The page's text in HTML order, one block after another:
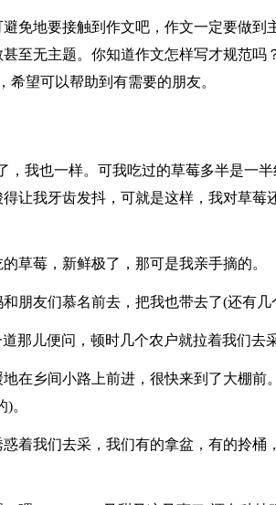
免地要接触到作文吧，作文一定要做到
至无主题。你知道作文怎样写才规范吗
望可以帮助到有需要的朋友。
，我也一样。可我吃过的草莓多半是一
让我牙齿发抖，可就是这样，我对草
草莓，新鲜极了，那可是我亲手摘的。
朋友们慕名前去，把我也带去了(还有几
那儿便问，顿时几个农户就拉着我们去采
在乡间小路上前进，很快来到了大棚前
。
着我们去采，我们有的拿盆，有的拎桶